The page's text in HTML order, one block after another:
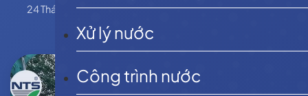
Xử lý nước
Công trình nước
24 Tháng 12, 2025 NTSE Tin tức